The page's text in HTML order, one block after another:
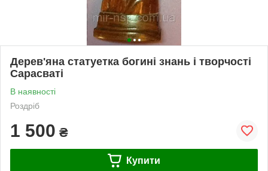
Дерев'яна статуетка богині знань і творчості
Сарасваті
В наявності
Роздріб
1 500 ₴
Купити